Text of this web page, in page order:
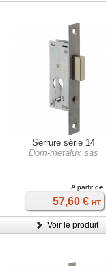
Serrure série 14
Dom-metalux sas
A partir de
57,60 € HT
Voir le produit